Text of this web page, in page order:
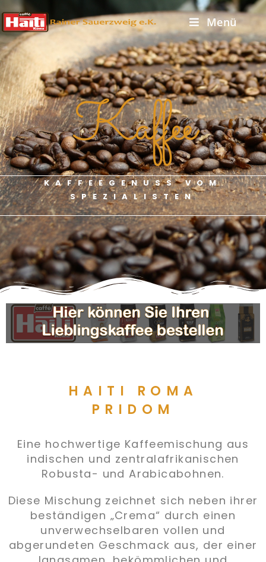
Menü
Kaffee
KAFFEEGENUSS VOM
SPEZIALISTEN
HAITI ROMA
PRIDOM
Eine hochwertige Kaffeemischung aus
indischen und zentralafrikanischen
Robusta- und Arabicabohnen.
Diese Mischung zeichnet sich neben ihrer
beständigen „Crema“ durch einen
unverwechselbaren vollen und
abgerundeten Geschmack aus, der einer